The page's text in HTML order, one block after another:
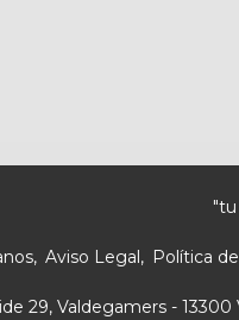
Aviso Legal Política
29, Valdegamers -